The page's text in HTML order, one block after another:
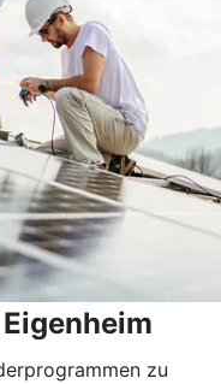
zu